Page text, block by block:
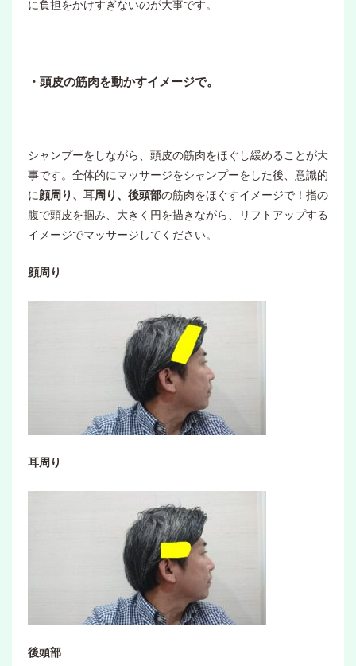
に負担をかけすぎないのが大事です。
・頭皮の筋肉を動かすイメージで。
シャンプーをしながら、頭皮の筋肉をほぐし緩めることが大
事です。全体的にマッサージをシャンプーをした後、意識的
に顔周り、耳周り、後頭部の筋肉をほぐすイメージで！指の
腹で頭皮を掴み、大きく円を描きながら、リフトアップする
イメージでマッサージしてください。
顔周り
耳周り
後頭部